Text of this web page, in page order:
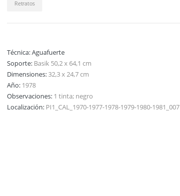
Retratos
Técnica:Aguafuerte
Soporte: Basik 50,2 x 64,1 cm
Dimensiones:32,3 x 24,7 cm
Año: 1978
Observaciones: 1 tinta; negro
Localización: PI1_CAL_1970-1977-1978-1979-1980-1981_007